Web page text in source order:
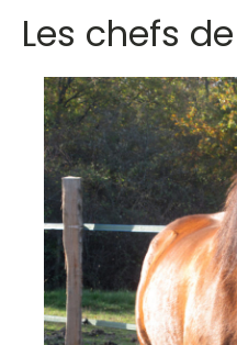
Les chefs